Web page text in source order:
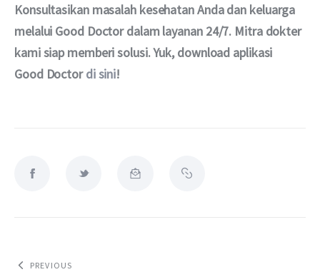
Konsultasikan masalah kesehatan Anda dan keluarga
melalui Good Doctor dalam layanan 24/7. Mitra dokter
kami siap memberi solusi. Yuk, download aplikasi
Good Doctor di sini!
PREVIOUS